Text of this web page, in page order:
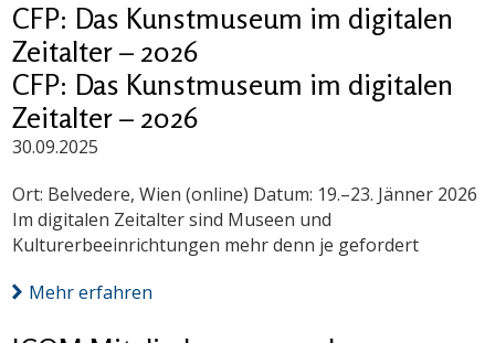
CFP: Das Kunstmuseum im digitalen
Zeitalter – 2026
CFP: Das Kunstmuseum im digitalen
Zeitalter – 2026
30.09.2025
Ort: Belvedere, Wien (online) Datum: 19.–23. Jänner 2026
Im digitalen Zeitalter sind Museen und
Kulturerbeeinrichtungen mehr denn je gefordert
Mehr erfahren